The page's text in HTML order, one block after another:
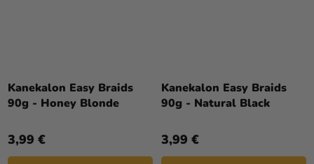
Kanekalon Easy Braids
90g - Honey Blonde
3,99 €
Kanekalon Easy Braids
90g - Natural Black
3,99 €